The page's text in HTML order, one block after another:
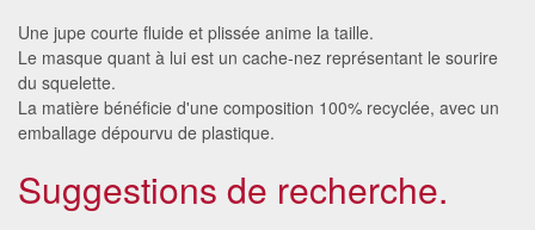
Une jupe courte fluide et plissée anime la taille.
Le masque quant à lui est un cache-nez représentant le sourire
du squelette.
La matière bénéficie d'une composition 100% recyclée, avec un
emballage dépourvu de plastique.
Suggestions de recherche.